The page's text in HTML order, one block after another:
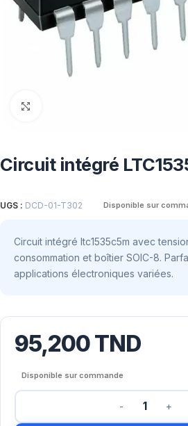
Circuit intégré
UGS : DCD-01-T302 Disponible sur
Circuit intégré ltc1535c5m avec
consommation et boîtier SOIC-8.
applications électroniques variées.
95,200TND
Disponible sur commande